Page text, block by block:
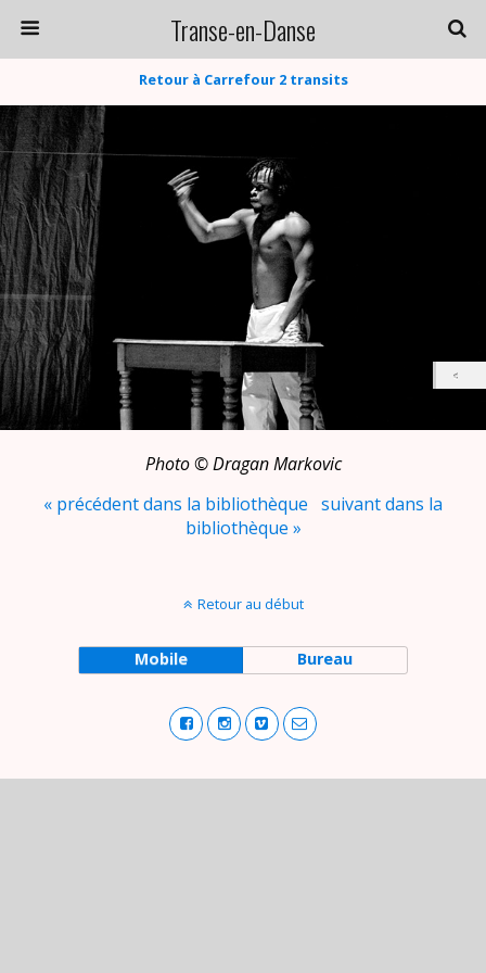
Transe-en-Danse
Retour à Carrefour 2 transits
Photo © Dragan Markovic
« précédent dans la bibliothèque suivant dans la
bibliothèque »
Retour au début
Mobile Bureau